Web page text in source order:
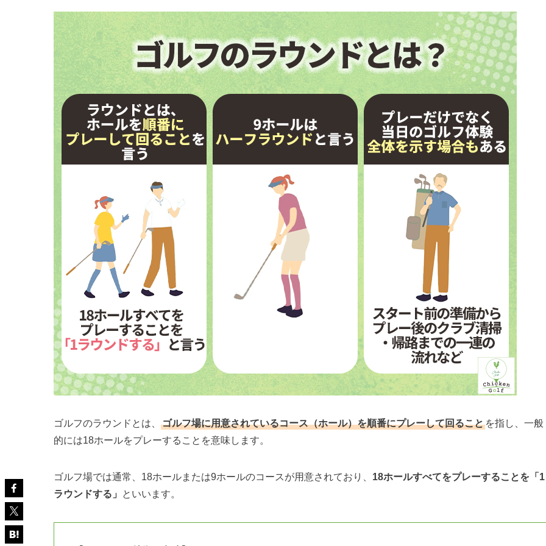
ゴルフのラウンドとは、 ゴルフ場に用意されているコース（ホール）を順番にプレーして回ること を指し、一般
的には18ホールをプレーすることを意味します。
ゴルフ場では通常、18ホールまたは9ホールのコースが用意されており、 18ホールすべてをプレーすることを「1
ラウンドする」
といいます。